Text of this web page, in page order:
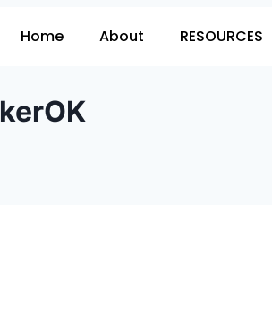
Home About RESOURCES